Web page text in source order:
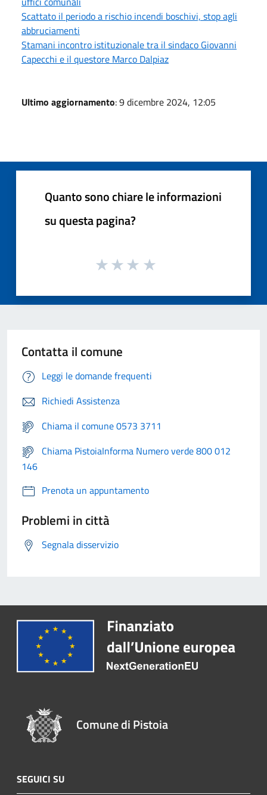
Scattato il periodo a rischio incendi boschivi, stop agli
abbruciamenti
Stamani incontro istituzionale tra il sindaco Giovanni
Capecchi e il questore Marco Dalpiaz
Ultimo aggiornamento: 9 dicembre 2024, 12:05
Quanto sono chiare le informazioni
su questa pagina?
Contatta il comune
Leggi le domande frequenti
Richiedi Assistenza
Chiama il comune 0573 3711
Chiama PistoiaInforma Numero verde 800 012
146
Prenota un appuntamento
Problemi in città
Segnala disservizio
Comune di Pistoia
SEGUICI SU